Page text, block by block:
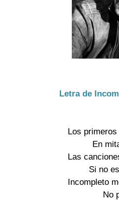
Letra de
Los
En
Las
Si no
Incompleto
No